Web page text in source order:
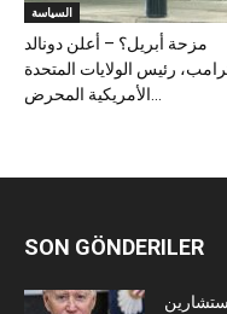
السياسة
مزحة أبريل؟ – أعلن دونالد
رئيس الولايات المتحدة
الأمريكية المحرض...
SON GÖNDERILER